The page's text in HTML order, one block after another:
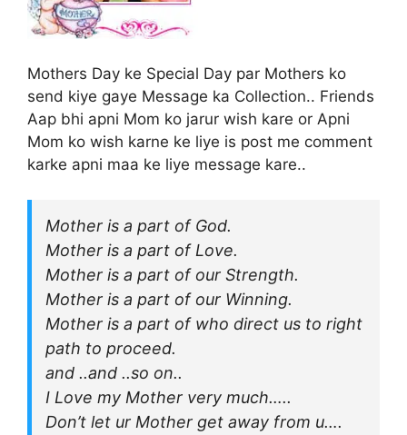
Mothers Day ke Special Day par Mothers ko
send kiye gaye Message ka Collection.. Friends
Aap bhi apni Mom ko jarur wish kare or Apni
Mom ko wish karne ke liye is post me comment
karke apni maa ke liye message kare..
Mother is a part of God.
Mother is a part of Love.
Mother is a part of our Strength.
Mother is a part of our Winning.
Mother is a part of who direct us to right
path to proceed.
and ..and ..so on..
I Love my Mother very much…..
Don’t let ur Mother get away from u….